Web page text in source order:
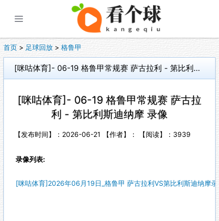
首页 > 足球回放 > 格鲁甲
[咪咕体育]- 06-19 格鲁甲常规赛 萨古拉利 - 第比利斯迪纳摩 录像
[咪咕体育]- 06-19 格鲁甲常规赛 萨古拉
利 - 第比利斯迪纳摩 录像
【发布时间】：2026-06-21 【作者】： 【阅读】： 3939
录像列表:
[咪咕体育]2026年06月19日_格鲁甲 萨古拉利VS第比利斯迪纳摩